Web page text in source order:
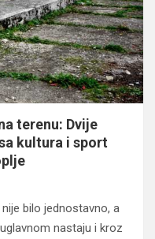
terenu: Dvije
kultura i sport
bilo jednostavno, a
nastaju i kroz